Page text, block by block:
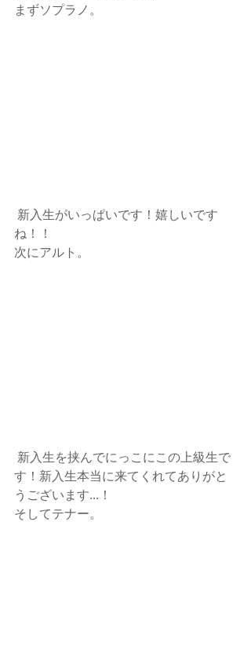
まずソプラノ。
ね！！
次にアルト。
す！新入生本当に来てくれてありがと
うございます...！
そしてテナー。